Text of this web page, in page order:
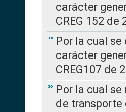
carácter
CREG 152 de
Por la cual
carácter
CREG107 de
Por la cual
de transporte